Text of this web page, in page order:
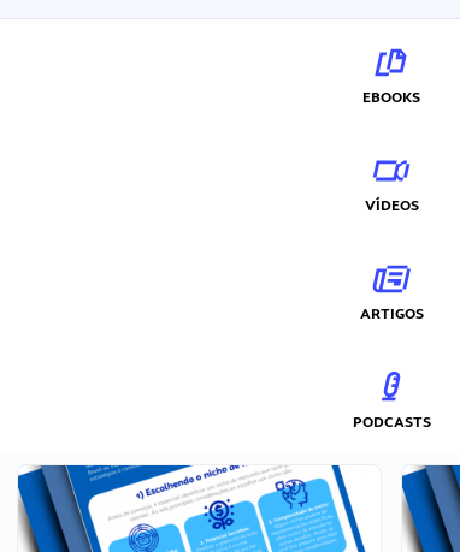
EBOOKS
VÍDEOS
ARTIGOS
PODCASTS